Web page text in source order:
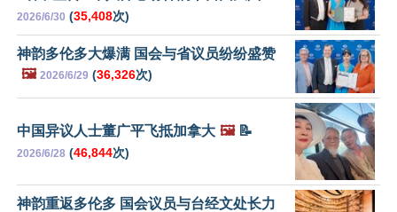
2026/6/30 (35,408次)
神韵多伦多大爆满 国会与省议员纷纷盛赞
🖼️ 2026/6/29 (36,326次)
中国异议人士董广平飞抵加拿大 🖼️📝
2026/6/28 (46,844次)
神韵重返多伦多 国会议员与台经文处长力